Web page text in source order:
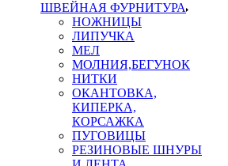
ШВЕЙНАЯ ФУРНИТУРА
НОЖНИЦЫ
ЛИПУЧКА
МЕЛ
МОЛНИЯ,БЕГУНОК
НИТКИ
ОКАНТОВКА,
КИПЕРКА,
КОРСАЖКА
ПУГОВИЦЫ
РЕЗИНОВЫЕ ШНУРЫ